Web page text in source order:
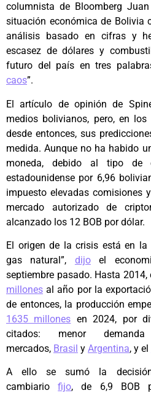
columnista de Bloomberg
situación económica de Bolivia
análisis basado en cifras y
escasez de dólares y
futuro del país en tres
caos”.
El artículo de opinión de
medios bolivianos, pero, en
desde entonces, sus
medida. Aunque no ha habido
moneda, debido al tipo
estadounidense por 6,96
impuesto elevadas comisiones
mercado autorizado de
alcanzado los 12 BOB por dólar.
El origen de la crisis está en la
gas natural”, dijoel
septiembre pasado. Hasta 2014,
millones al año por la
de entonces, la producción
1635 millones en 2024, por
citados: menor
mercados, Brasil y Argentina, y el
A ello se sumó la
cambiariofijo, de 6,9 BOB